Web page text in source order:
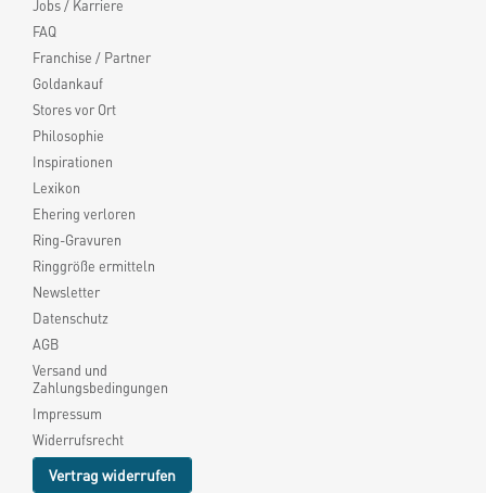
Jobs / Karriere
FAQ
Franchise / Partner
Goldankauf
Stores vor Ort
Philosophie
Inspirationen
Lexikon
Ehering verloren
Ring-Gravuren
Ringgröße ermitteln
Newsletter
Datenschutz
AGB
Versand und
Zahlungsbedingungen
Impressum
Widerrufsrecht
Vertrag widerrufen